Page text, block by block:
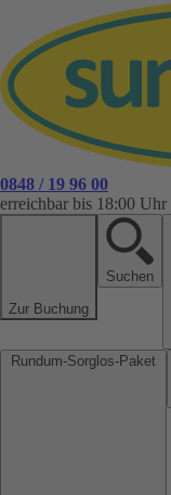
0848 / 19 96 00
erreichbar bis 18:00 Uhr
Zur Buchung
Suchen